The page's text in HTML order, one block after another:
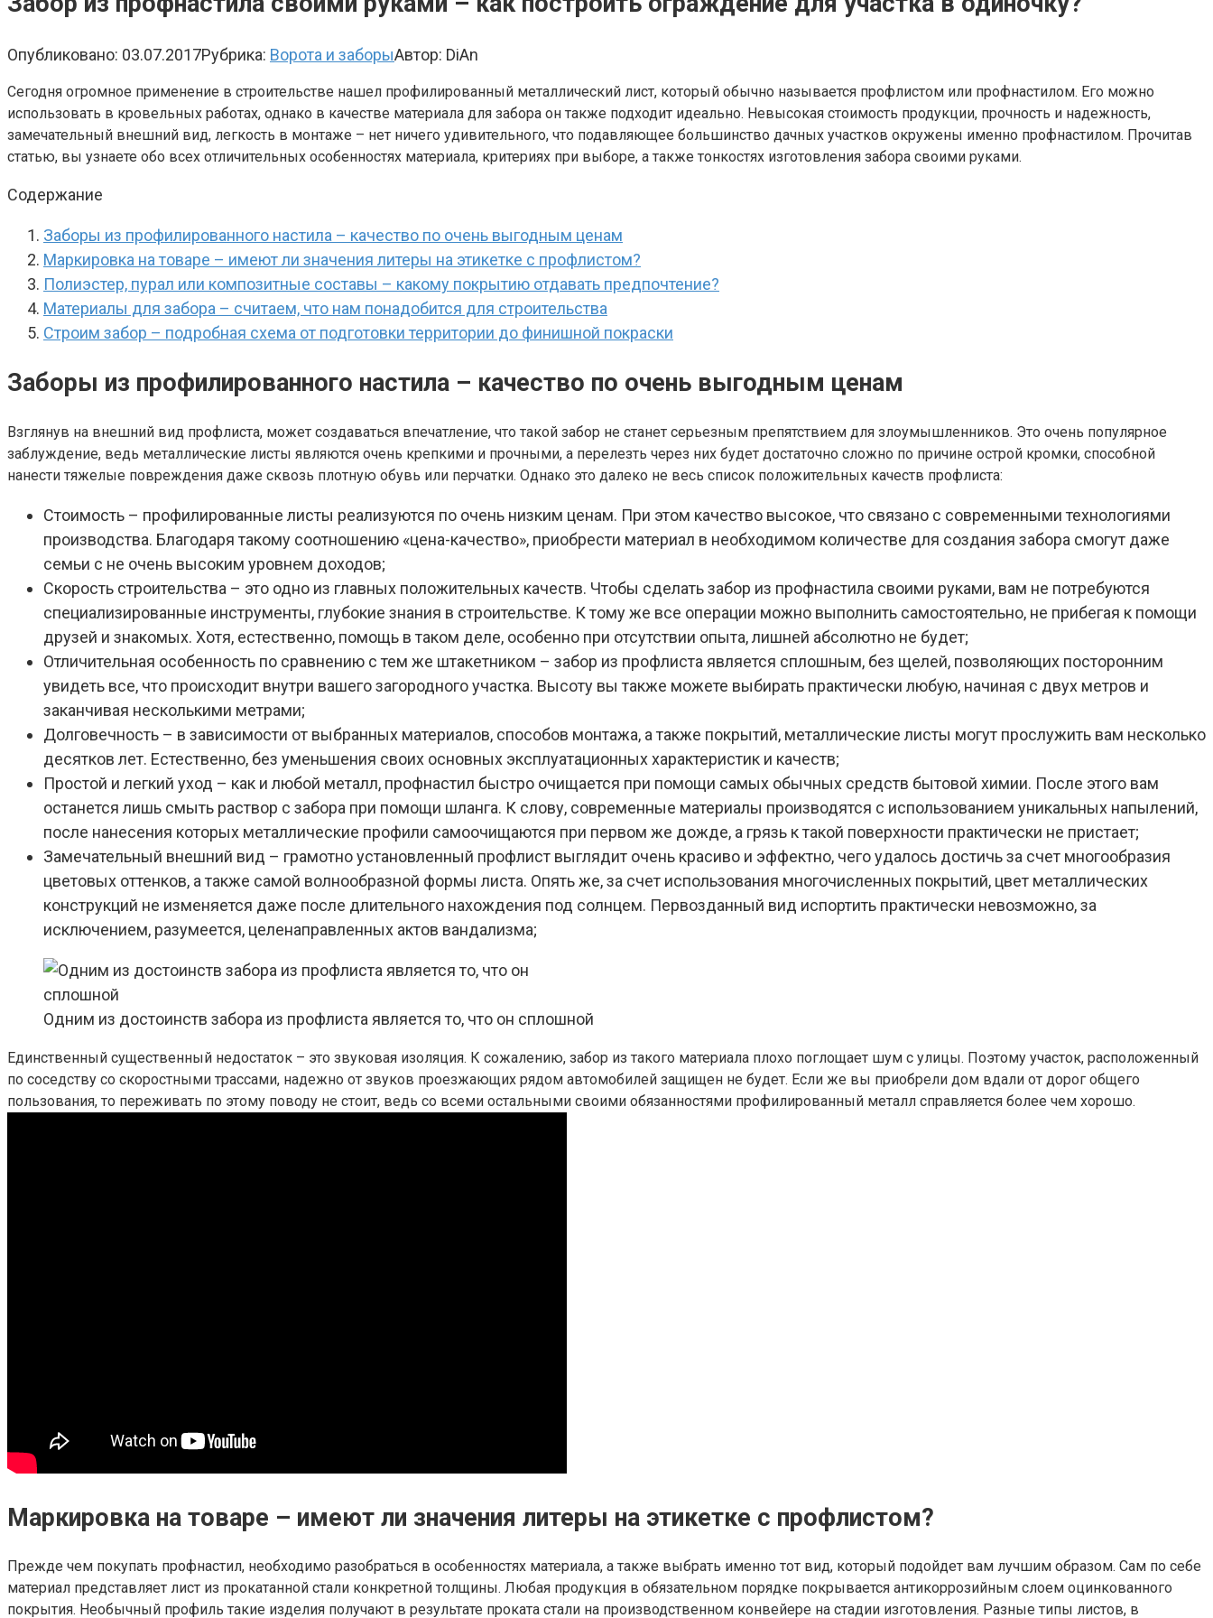
Опубликовано: 03.07.2017Рубрика: Ворота и заборыАвтор: DiAn
Сегодня огромное применение в строительстве нашел профилированный металлический лист, который обычно называется профлистом или профнастилом. Его можно
использовать в кровельных работах, однако в качестве материала для забора он также подходит идеально. Невысокая стоимость продукции, прочность и надежность,
замечательный внешний вид, легкость в монтаже – нет ничего удивительного, что подавляющее большинство дачных участков окружены именно профнастилом. Прочитав
статью, вы узнаете обо всех отличительных особенностях материала, критериях при выборе, а также тонкостях изготовления забора своими руками.
Содержание
Заборы из профилированного настила – качество по очень выгодным ценам
Маркировка на товаре – имеют ли значения литеры на этикетке с профлистом?
Полиэстер, пурал или композитные составы – какому покрытию отдавать предпочтение?
Материалы для забора – считаем, что нам понадобится для строительства
Строим забор – подробная схема от подготовки территории до финишной покраски
Заборы из профилированного настила – качество по очень выгодным ценам
Взглянув на внешний вид профлиста, может создаваться впечатление, что такой забор не станет серьезным препятствием для злоумышленников. Это очень популярное
заблуждение, ведь металлические листы являются очень крепкими и прочными, а перелезть через них будет достаточно сложно по причине острой кромки, способной
нанести тяжелые повреждения даже сквозь плотную обувь или перчатки. Однако это далеко не весь список положительных качеств профлиста:
Стоимость – профилированные листы реализуются по очень низким ценам. При этом качество высокое, что связано с современными технологиями
производства. Благодаря такому соотношению «цена-качество», приобрести материал в необходимом количестве для создания забора смогут даже
семьи с не очень высоким уровнем доходов;
Скорость строительства – это одно из главных положительных качеств. Чтобы сделать забор из профнастила своими руками, вам не потребуются
специализированные инструменты, глубокие знания в строительстве. К тому же все операции можно выполнить самостоятельно, не прибегая к помощи
друзей и знакомых. Хотя, естественно, помощь в таком деле, особенно при отсутствии опыта, лишней абсолютно не будет;
Отличительная особенность по сравнению с тем же штакетником – забор из профлиста является сплошным, без щелей, позволяющих посторонним
увидеть все, что происходит внутри вашего загородного участка. Высоту вы также можете выбирать практически любую, начиная с двух метров и
заканчивая несколькими метрами;
Долговечность – в зависимости от выбранных материалов, способов монтажа, а также покрытий, металлические листы могут прослужить вам несколько
десятков лет. Естественно, без уменьшения своих основных эксплуатационных характеристик и качеств;
Простой и легкий уход – как и любой металл, профнастил быстро очищается при помощи самых обычных средств бытовой химии. После этого вам
останется лишь смыть раствор с забора при помощи шланга. К слову, современные материалы производятся с использованием уникальных напылений,
после нанесения которых металлические профили самоочищаются при первом же дожде, а грязь к такой поверхности практически не пристает;
Замечательный внешний вид – грамотно установленный профлист выглядит очень красиво и эффектно, чего удалось достичь за счет многообразия
цветовых оттенков, а также самой волнообразной формы листа. Опять же, за счет использования многочисленных покрытий, цвет металлических
конструкций не изменяется даже после длительного нахождения под солнцем. Первозданный вид испортить практически невозможно, за
исключением, разумеется, целенаправленных актов вандализма;
Одним из достоинств забора из профлиста является то, что он сплошной
Единственный существенный недостаток – это звуковая изоляция. К сожалению, забор из такого материала плохо поглощает шум с улицы. Поэтому участок, расположенный
по соседству со скоростными трассами, надежно от звуков проезжающих рядом автомобилей защищен не будет. Если же вы приобрели дом вдали от дорог общего
пользования, то переживать по этому поводу не стоит, ведь со всеми остальными своими обязанностями профилированный металл справляется более чем хорошо.
Маркировка на товаре – имеют ли значения литеры на этикетке с профлистом?
Прежде чем покупать профнастил, необходимо разобраться в особенностях материала, а также выбрать именно тот вид, который подойдет вам лучшим образом. Сам по себе
материал представляет лист из прокатанной стали конкретной толщины. Любая продукция в обязательном порядке покрывается антикоррозийным слоем оцинкованного
покрытия. Необычный профиль такие изделия получают в результате проката стали на производственном конвейере на стадии изготовления. Разные типы листов, в